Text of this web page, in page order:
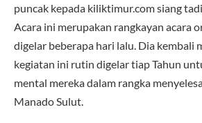
puncak kepada kiliktimur.com siang
Acara ini merupakan rangkayan acara
digelar beberapa hari lalu. Dia kembali
kegiatan ini rutin digelar tiap Tahun
mental mereka dalam rangka
Manado Sulut.